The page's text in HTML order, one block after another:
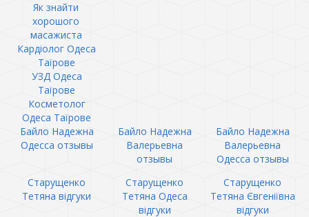
Як знайти
хорошого
масажиста
Кардіолог Одеса
Таїрове
УЗД Одеса
Таїрове
Косметолог
Одеса Таїрове
Байло Надежна
Одесса отзывы
Байло Надежна
Валерьевна
отзывы
Байло Надежна
Валерьевна
Одесса отзывы
Старущенко
Тетяна відгуки
Старущенко
Тетяна Одеса
відгуки
Старущенко
Тетяна Євгеніївна
відгуки